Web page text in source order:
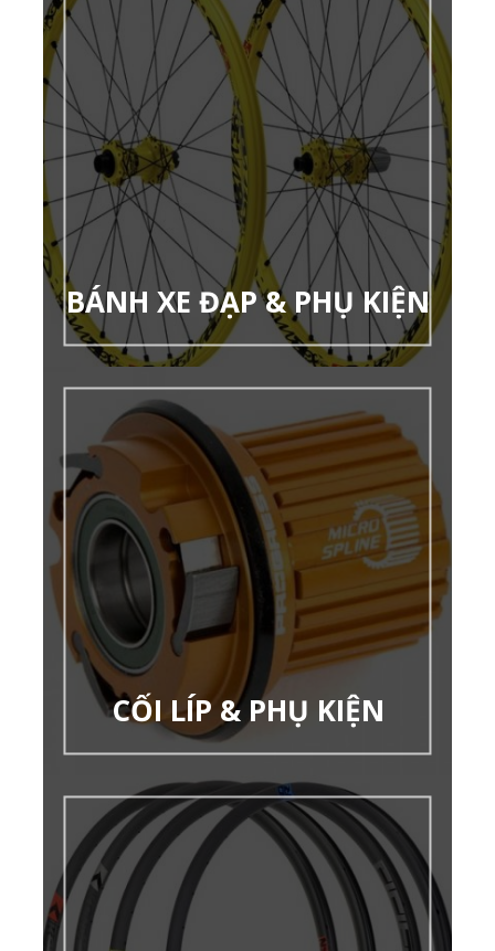
BÁNH XE ĐẠP & PHỤ KIỆN
CỐI LÍP & PHỤ KIỆN